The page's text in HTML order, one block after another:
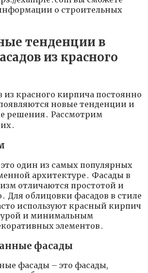
о строительных
тенденции в
из красного
из красного кирпича постоянно
новые тенденции и
решения․ Рассмотрим
один из самых популярных
архитектуре․ Фасады в
отличаются простотой и
Для облицовки фасадов в стиле
используют красный кирпич
и минимальным
элементов․
фасады
фасады – это фасады,